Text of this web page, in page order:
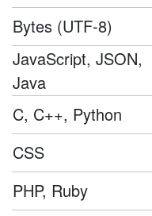
Bytes (UTF-8)
JavaScript, JSON,
Java
C, C++, Python
CSS
PHP, Ruby